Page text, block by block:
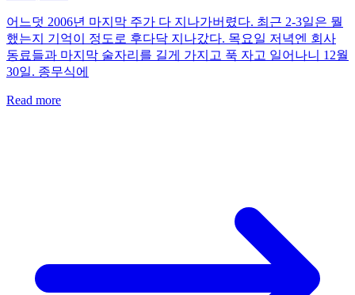
어느덧 2006년 마지막 주가 다 지나가버렸다. 최근 2-3일은 뭘
했는지 기억이 정도로 후다닥 지나갔다. 목요일 저녁엔 회사
동료들과 마지막 술자리를 길게 가지고 푹 자고 일어나니 12월
30일. 종무식에
Read more